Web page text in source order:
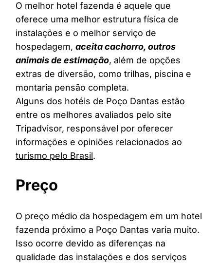
O melhor hotel fazenda é aquele que
oferece uma melhor estrutura física de
instalações e o melhor serviço de
hospedagem, aceita cachorro, outros
animais de estimação, além de opções
extras de diversão, como trilhas, piscina e
montaria pensão completa.
Alguns dos hotéis de Poço Dantas estão
entre os melhores avaliados pelo site
Tripadvisor, responsável por oferecer
informações e opiniões relacionados ao
turismo pelo Brasil.
Preço
O preço médio da hospedagem em um hotel
fazenda próximo a Poço Dantas varia muito.
Isso ocorre devido as diferenças na
qualidade das instalações e dos serviços